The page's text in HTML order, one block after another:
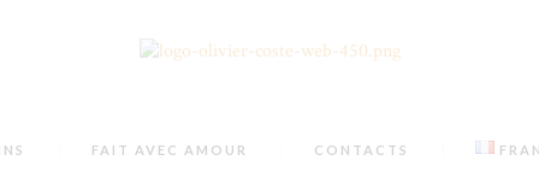
FAIT AVEC AMOUR CONTACTS